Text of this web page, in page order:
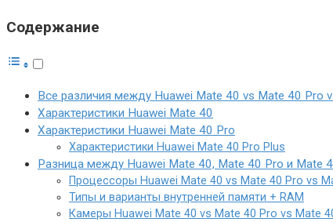
Содержание
Все различия между Huawei Mate 40 vs Mate 40 Pro
Характеристики Huawei Mate 40
Характеристики Huawei Mate 40 Pro
Характеристики Huawei Mate 40 Pro Plus
Разница между Huawei Mate 40, Mate 40 Pro и Mate
Процессоры Huawei Mate 40 vs Mate 40 Pro vs
Типы и варианты внутренней памяти + RAM
Камеры Huawei Mate 40 vs Mate 40 Pro vs Mate